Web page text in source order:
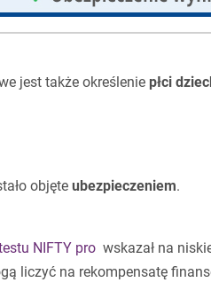
jest także określenie płci
objęte ubezpieczeniem.
NIFTY pro wskazał na
liczyć na rekompensatę